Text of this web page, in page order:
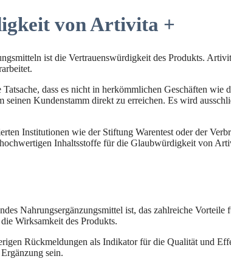
von Artivita +
ist die Vertrauenswürdigkeit des Produkts.
dass es nicht in herkömmlichen Geschäften
seinen Kundenstamm direkt zu erreichen. Es wird
Institutionen wie der Stiftung Warentest oder der
Inhaltsstoffe für die Glaubwürdigkeit von
Nahrungsergänzungsmittel ist, das zahlreiche
Wirksamkeit des Produkts.
Rückmeldungen als Indikator für die Qualität und
sein.